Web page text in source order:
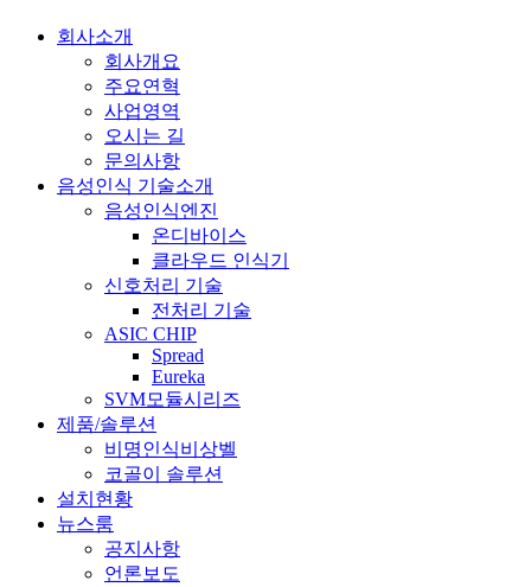
회사소개
회사개요
주요연혁
사업영역
오시는 길
문의사항
음성인식 기술소개
음성인식엔진
온디바이스
클라우드 인식기
신호처리 기술
전처리 기술
ASIC CHIP
Spread
Eureka
SVM모듈시리즈
제품/솔루션
비명인식비상벨
코골이 솔루션
설치현황
뉴스룸
공지사항
언론보도